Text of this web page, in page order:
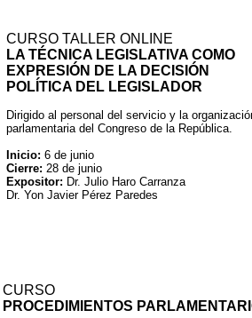
CURSO TALLER ONLINE
LA TÉCNICA LEGISLATIVA
EXPRESIÓN DE LA DECISIÓN
POLÍTICA DEL LEGISLADOR
Dirigido al personal del servicio y la
parlamentaria del Congreso de la República.
Inicio: 6 de junio
Cierre: 28 de junio
Expositor: Dr. Julio Haro Carranza
Dr. Yon Javier Pérez Paredes
CURSO
PROCEDIMIENTOS